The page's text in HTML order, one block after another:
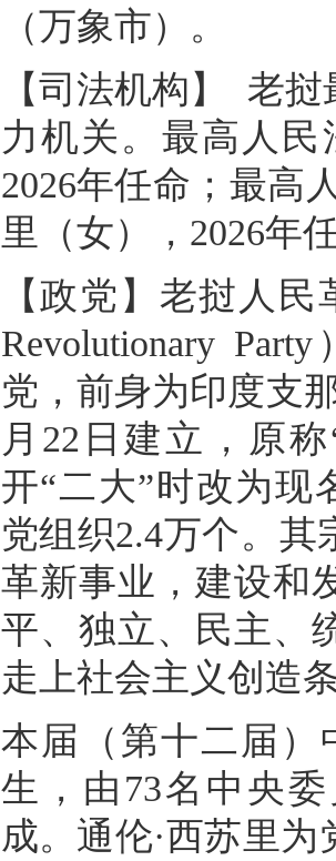
（万象市）。
【司法机构】 老
力机关。最高人民
2026年任命；最高
里（女），2026年
【政党】老挝人
Revolutionary
党，前身为印度支
月22日建立，原
开“二大”时改为现
党组织2.4万个。
革新事业，建设和
平、独立、民主、
走上社会主义创造
本届（第十二届）
生，由73名中央
成。通伦·西苏里